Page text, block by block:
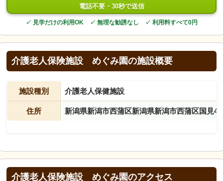
電話不要・30秒で送信
✓ 見学だけの利用OK ✓ 無理な勧誘なし ✓ 利用料すべて0円
介護老人保険施設 めぐみ園の施設概要
施設種別 介護老人保健施設
住所 新潟県新潟市西蒲区新潟県新潟市西蒲区国見
介護老人保険施設 めぐみ園のアクセス